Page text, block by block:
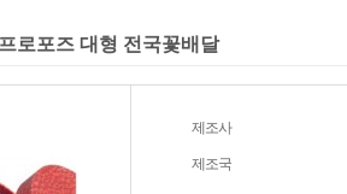
로포즈 대형 전국꽃배달
제조사
제조국